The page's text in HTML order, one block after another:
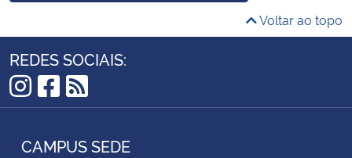
Voltar ao topo
REDES SOCIAIS:
Instagram
Facebook
RSS
CAMPUS SEDE